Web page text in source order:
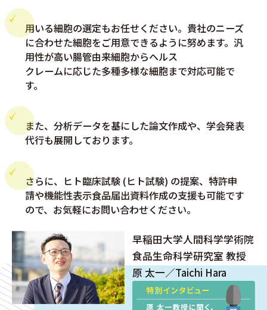
用いる細胞の選定もお任せください。貴社のニーズ
に合わせた細胞をご用意できるように努めます。汎
用性が高い腸管由来細胞からヘルス
クレームに応じた多種多様な細胞まで対応可能で
す。
また、分析データを基にした論文作成や、学会発表
代行も展開しております。
さらに、ヒト臨床試験 (ヒト試験) の提案、特許申
請や機能性表示食品届出資料作成の支援も可能です
ので、お気軽にお問い合わせください。
早稲田大学人間科学学術院
食品生命科学研究室 教授
原 太一／Taichi Hara